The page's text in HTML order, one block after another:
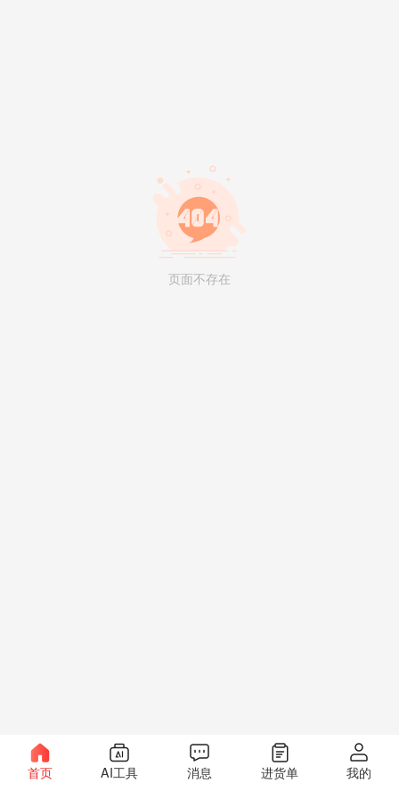
页面不存在
首页 AI工具 消息 进货单 我的